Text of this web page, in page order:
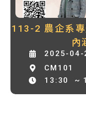
113-2 農企系
內
2025-04-
CM101
13:30
~